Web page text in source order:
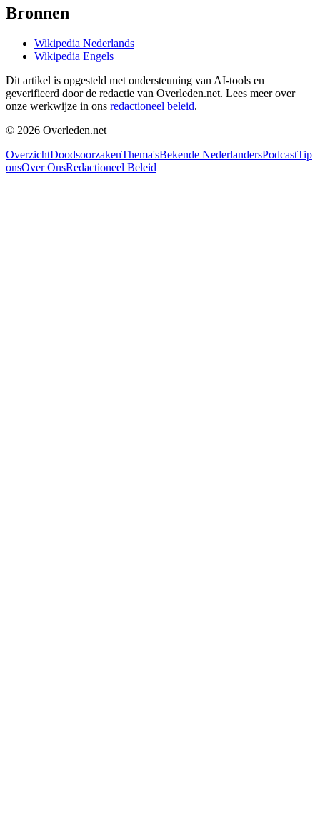
Bronnen
Wikipedia Nederlands
Wikipedia Engels
Dit artikel is opgesteld met ondersteuning van AI-tools en
geverifieerd door de redactie van Overleden.net. Lees meer over
onze werkwijze in ons redactioneel beleid.
© 2026 Overleden.net
OverzichtDoodsoorzakenThema'sBekende NederlandersPodcastTip
onsOver OnsRedactioneel Beleid